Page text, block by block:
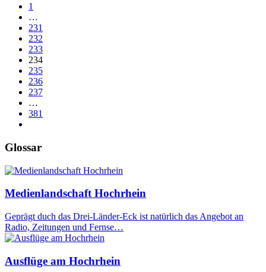
1
…
231
232
233
234
235
236
237
…
381
Glossar
Medienlandschaft Hochrhein
Geprägt duch das Drei-Länder-Eck ist natürlich das Angebot an
Radio, Zeitungen und Fernse…
Ausflüge am Hochrhein